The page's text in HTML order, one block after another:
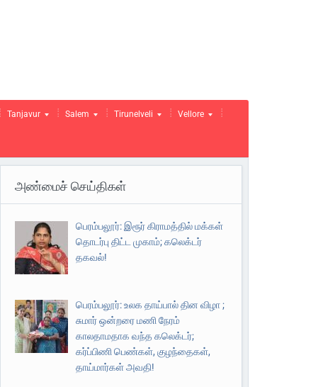
Tanjavur Salem Tirunelveli Vellore
அண்மைச் செய்திகள்
பெரம்பலூர்: இரூர் கிராமத்தில் மக்கள்
தொடர்பு திட்ட முகாம்; கலெக்டர்
தகவல்!
பெரம்பலூர்: உலக தாய்பால் தின விழா ;
சுமார் ஒன்றரை மணி நேரம்
காலதாமதாக வந்த கலெக்டர்;
கர்ப்பிணி பெண்கள், குழந்தைகள்,
தாய்மார்கள் அவதி!